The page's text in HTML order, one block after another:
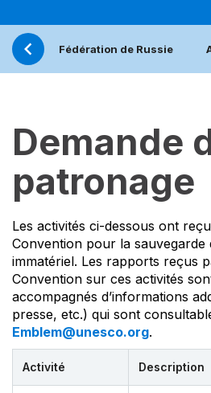
Fédération de Russie
Demande
patronage
Les activités ci-dessous ont
Convention pour la
immatériel. Les rapports reçus
Convention sur ces activités
accompagnés d’informations
presse, etc.) qui sont
Emblem@unesco.org.
Activité Description